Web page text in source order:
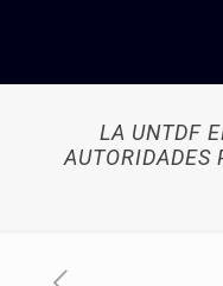
LA UNTDF
AUTORIDADES